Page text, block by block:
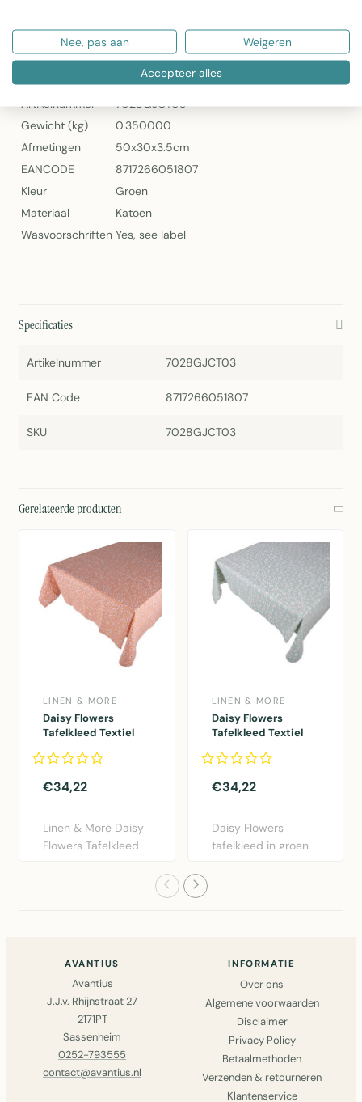
Daisy Flowers Sierkussen Roze 30x50cm van Linen & More
Specificaties
Artikelnummer
7028GJCT03
Gewicht (kg)
0.350000
Afmetingen
50x30x3.5cm
EANCODE
8717266051807
Kleur
Groen
Materiaal
Katoen
Wasvoorschriften Yes, see label
Specificaties
Artikelnummer 7028GJCT03
EAN Code 8717266051807
SKU 7028GJCT03
Gerelateerde producten
LINEN & MORE
Daisy Flowers
Tafelkleed Textiel
€34,22
Linen & More Daisy
Flowers Tafelkleed
LINEN & MORE
Daisy Flowers
Tafelkleed Textiel
€34,22
Daisy Flowers
tafelkleed in groen
AVANTIUS
Avantius
J.J.v. Rhijnstraat 27
2171PT
Sassenheim
0252-793555
contact@avantius.nl
INFORMATIE
Over ons
Algemene voorwaarden
Disclaimer
Privacy Policy
Betaalmethoden
Verzenden & retourneren
Klantenservice
Nee, pas aan Weigeren
Accepteer alles